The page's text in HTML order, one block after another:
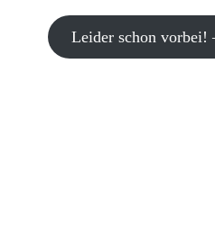
Leider schon vorbei!